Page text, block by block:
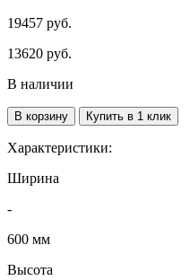
19457 руб.
13620 руб.
В наличии
В корзину Купить в 1 клик
Характеристики:
Ширина
-
600 мм
Высота